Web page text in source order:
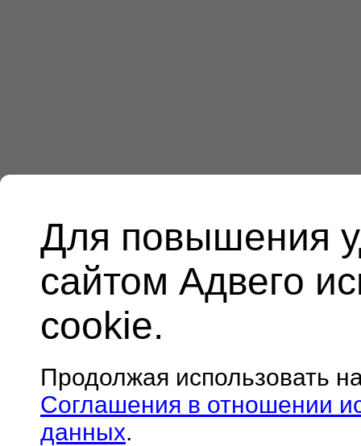
Для повышения
сайтом Адвего
cookie.
Продолжая использовать
Соглашения в отношении
данных.